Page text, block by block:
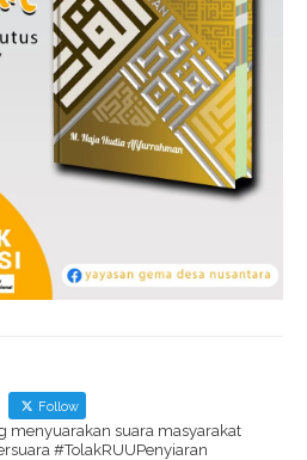
Follow
menyuarakan suara masyarakat
#TolakRUUPenyiaran